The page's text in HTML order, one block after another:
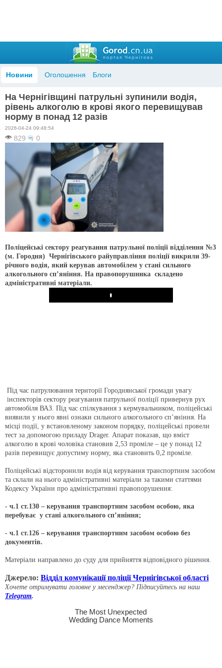
Новини Оголошення Блоги
На Чернігівщині патрульні зупинили водія,
рівень алкоголю в крові якого перевищував
норму в понад 12 разів
2026-04-24 09:48:54
829 0
Поліцейські сектору реагування патрульної поліції відділення №3
(м. Городня) Чернігівського райуправління поліції викрили 39-
річного водія, який керував автомобілем у стані сильного
алкогольного сп’яніння. На правопорушника складено
адміністративні матеріали.
Play
Під час патрулювання території Городнянської громади увагу
інспекторів сектору реагування патрульної поліції привернув рух
автомобіля ВАЗ. Під час спілкування з кермувальником, поліцейські
виявили у нього явні ознаки сильного алкогольного сп’яніння. На
місці події, у встановленому законом порядку, поліцейські провели
тест за допомогою приладу Drager. Апарат показав, що вміст
алкоголю в крові чоловіка становив 2,53 проміле – це у понад 12
разів перевищує допустиму норму, яка становить 0,2 проміле.
Поліцейські відсторонили водія від керування транспортним засобом
та склали на нього адміністративні матеріали за такими статтями
Кодексу України про адміністративні правопорушення:
- ч.1 ст.130 – керування транспортним засобом особою, яка
перебуває у стані алкогольного сп’яніння;
- ч.1 ст.126 – керування транспортним засобом особою без
документів.
Матеріали направлено до суду для прийняття відповідного рішення.
Джерело: Відділ комунікації поліції Чернігівської області
Хочете отримувати головне у месенджер? Підписуйтесь на наш
Telegram.